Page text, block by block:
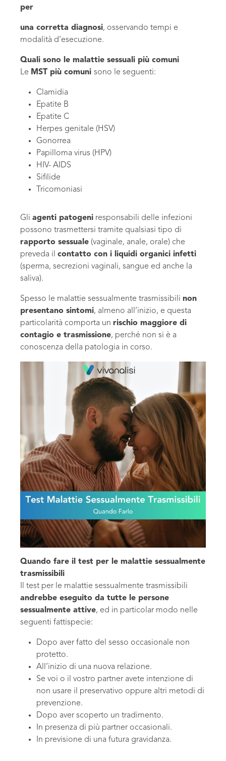
per
una corretta diagnosi, osservando tempi e
modalità d’esecuzione.
Quali sono le malattie sessuali più comuni
Le MST più comuni sono le seguenti:
Clamidia
Epatite B
Epatite C
Herpes genitale (HSV)
Gonorrea
Papilloma virus (HPV)
HIV- AIDS
Sifilide
Tricomoniasi
Gli agenti patogeni responsabili delle infezioni
possono trasmettersi tramite qualsiasi tipo di
rapporto sessuale (vaginale, anale, orale) che
preveda il contatto con i liquidi organici infetti
(sperma, secrezioni vaginali, sangue ed anche la
saliva).
Spesso le malattie sessualmente trasmissibili non
presentano sintomi, almeno all’inizio, e questa
particolarità comporta un rischio maggiore di
contagio e trasmissione, perché non si è a
conoscenza della patologia in corso.
Quando fare il test per le malattie sessualmente
trasmissibili
Il test per le malattie sessualmente trasmissibili
andrebbe eseguito da tutte le persone
sessualmente attive, ed in particolar modo nelle
seguenti fattispecie:
Dopo aver fatto del sesso occasionale non
protetto.
All’inizio di una nuova relazione.
Se voi o il vostro partner avete intenzione di
non usare il preservativo oppure altri metodi di
prevenzione.
Dopo aver scoperto un tradimento.
In presenza di più partner occasionali.
In previsione di una futura gravidanza.